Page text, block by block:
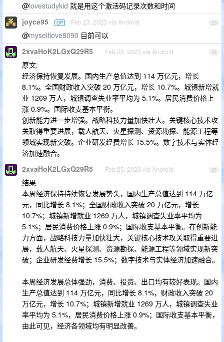
@lovestudykid 就是用这个激活码记录次数和时间
23
joyce95 OP Feb 23, 2023 via Android
@myselflove8090 目前可以
24
2xvaHoK2LGxQ29R5 Feb 25, 2023 via Android
原文:
经济保持恢复发展。国内生产总值达到 114 万亿元，增长
8.1%。全国财政收入突破 20 万亿元，增长 10.7%。城镇新增就
业 1269 万人，城镇调查失业率平均为 5.1%。居民消费价格上
涨 0.9%。国际收支基本平衡。
创新能力进一步增强。战略科技力量加快壮大。关键核心技术攻
关取得重要进展，载人航天、火星探测、资源勘探、能源工程等
领域实现新突破。企业研发经费增长 15.5%。数字技术与实体经
济加速融合。
25
2xvaHoK2LGxQ29R5 Feb 25, 2023 via Android
结果
本周经济保持持续恢复发展势头，国内生产总值达到 114 万亿
元，同比增长 8.1%；全国财政收入突破 20 万亿元，增长
10.7%；城镇新增就业 1269 万人，城镇调查失业率平均为
5.1%；居民消费价格上涨 0.9%；国际收支基本平衡。在创新能
力方面，战略科技力量加快壮大，关键核心技术攻关取得重要进
展，载人航天、火星探测、资源勘探、能源工程等领域实现新突
破；企业研发经费增长 15.5%；数字技术与实体经济加速融合。
本周经济发展总体强劲，消费、投资、出口均有较好表现。国内
生产总值达到 114 万亿元，同比增长 8.1%，财政收入突破 20
万亿元，增长 10.7%；城镇新增就业 1269 万人，城镇调查失业
率平均为 5.1%，居民消费价格上涨 0.9%；国际收支基本平衡，
由此可见，经济各领域均有明显改善。